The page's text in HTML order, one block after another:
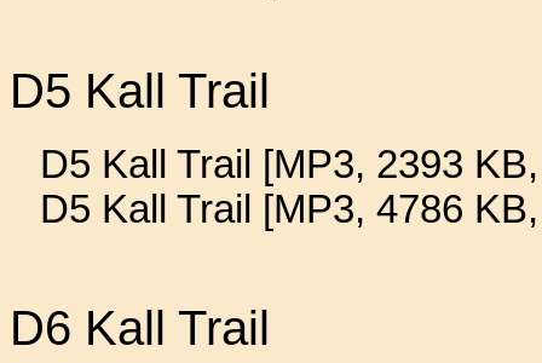
D5 Kall Trail
D5 Kall Trail [MP3, 2393
D5 Kall Trail [MP3, 4786
D6 Kall Trail